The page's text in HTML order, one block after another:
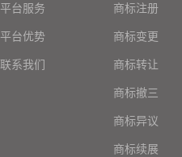
平台服务
平台优势
联系我们
商标注册
商标变更
商标转让
商标撤三
商标异议
商标续展